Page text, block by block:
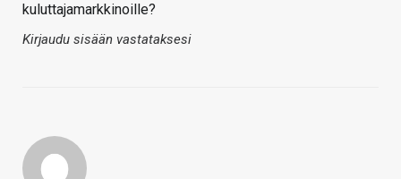
kuluttajamarkkinoille?
Kirjaudu sisään vastataksesi